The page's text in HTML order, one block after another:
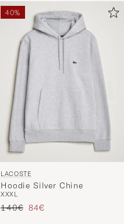
40%
LACOSTE
Hoodie Silver Chine
XXXL
Precio ordinario
140€ Precio reducido
84€